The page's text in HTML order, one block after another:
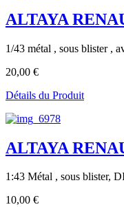
ALTAYA
1/43 métal , sous blister ,
20,00 €
Détails du Produit
ALTAYA
1:43 Métal , sous blister,
10,00 €